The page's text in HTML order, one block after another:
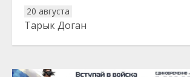
20 августа
Тарык Доган
22 августа